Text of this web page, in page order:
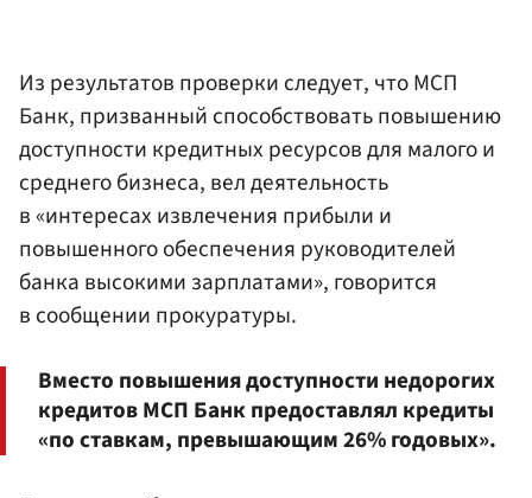
Из результатов проверки следует, что МСП
Банк, призванный способствовать повышению
доступности кредитных ресурсов для малого и
среднего бизнеса, вел деятельность
в «интересах извлечения прибыли и
повышенного обеспечения руководителей
банка высокими зарплатами», говорится
в сообщении прокуратуры.
Вместо повышения доступности недорогих
кредитов МСП Банк предоставлял кредиты
«по ставкам, превышающим 26% годовых».